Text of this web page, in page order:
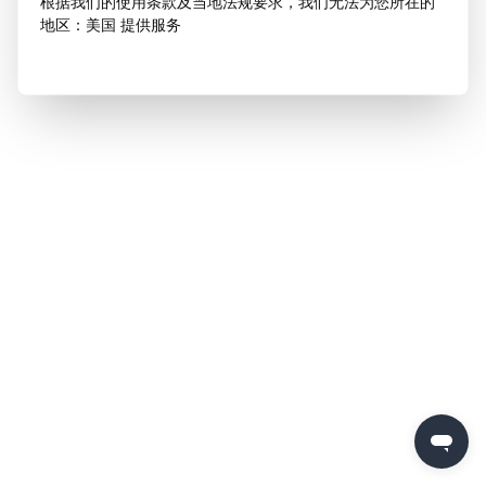
地区：美国 提供服务